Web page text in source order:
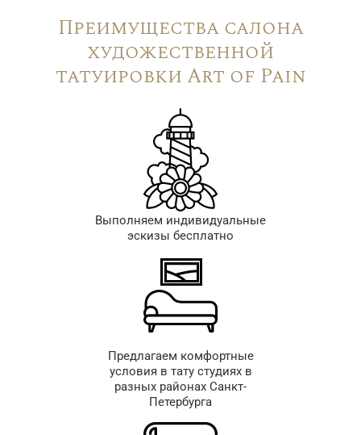
Преимущества салона
художественной
татуировки Art of Pain
Выполняем индивидуальные
эскизы бесплатно
Предлагаем комфортные
условия в тату студиях в
разных районах Санкт-
Петербурга